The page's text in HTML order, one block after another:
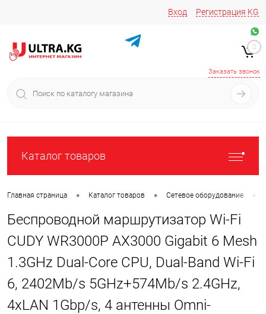
Вход Регистрация KG
+996 776161037
+996 772022908
Заказать звонок
0
Каталог товаров
Главная страница • Каталог товаров • Сетевое оборудование •
Беспроводной маршрутизатор Wi-Fi
CUDY WR3000P AX3000 Gigabit 6 Mesh
1.3GHz Dual-Core CPU, Dual-Band Wi-Fi
6, 2402Mb/s 5GHz+574Mb/s 2.4GHz,
4xLAN 1Gbp/s, 4 антенны Omni-